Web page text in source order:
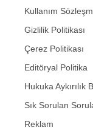
Kullanım
Gizlilik Politikası
Çerez Politikası
Editöryal Politika
Hukuka Aykırılık
Sık Sorulan
Reklam